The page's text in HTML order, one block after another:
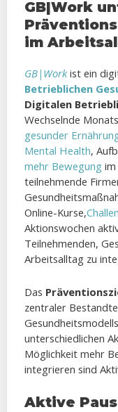
GB|Work
im
GB|Workist ein
Betrieblichen
Digitalen
Wechselnde
gesunder
Mental Health,
mehr Bewegung
teilnehmende
Online-Kurse,
Aktionswochen
Teilnehmenden,
Arbeitsalltag zu
Das
zentraler
Gesundheitsmodells
unterschiedlichen
Möglichkeit mehr
integrieren sind
Aktive